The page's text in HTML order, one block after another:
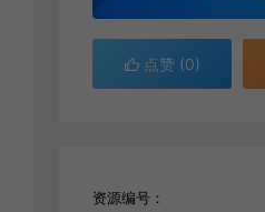
点赞 (0)
资源编号：